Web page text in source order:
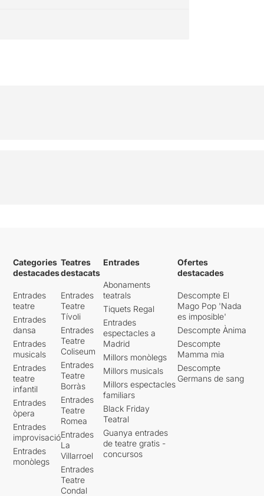
Categories
destacades
Entrades
teatre
Entrades
dansa
Entrades
musicals
Entrades
teatre
infantil
Entrades
òpera
Entrades
improvisació
Entrades
monòlegs
Teatres
destacats
Entrades
Teatre
Tívoli
Entrades
Teatre
Coliseum
Entrades
Teatre
Borràs
Entrades
Teatre
Romea
Entrades
La
Villarroel
Entrades
Teatre
Condal
Entrades
Abonaments
teatrals
Tiquets Regal
Entrades
espectacles a
Madrid
Millors monòlegs
Millors musicals
Millors espectacles
familiars
Black Friday
Teatral
Guanya entrades
de teatre gratis -
concursos
Ofertes
destacades
Descompte El
Mago Pop 'Nada
es imposible'
Descompte Ànima
Descompte
Mamma mia
Descompte
Germans de sang